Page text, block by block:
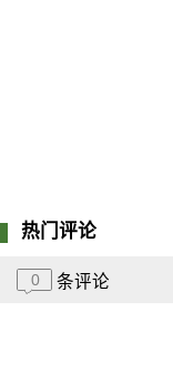
热门评论
0 条评论